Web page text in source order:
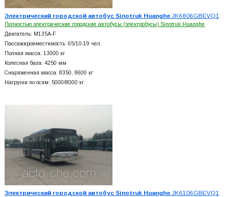
Электрический городской автобус Sinotruk HuangheJK6806GBEVQ1
Полностью электрические городские автобусы (электробусы) Sinotruk Huanghe
Двигатель: M135A-F
Пассажировместимость: 65/10-19 чел.
Полная масса: 13000 кг
Колесная база: 4250 мм
Снаряженная масса: 8350, 8600 кг
Нагрузки по осям: 5000/8000 кг
Электрический городской автобус Sinotruk HuangheJK6106GBEVQ1